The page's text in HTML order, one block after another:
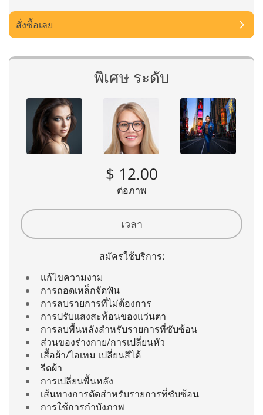
สั่งซื้อเลย
พิเศษ ระดับ
$ 12.00
ต่อภาพ
เวลา
สมัครใช้บริการ:
แก้ไขความงาม
การถอดเหล็กจัดฟัน
การลบรายการที่ไม่ต้องการ
การปรับแสงสะท้อนของแว่นตา
การลบพื้นหลังสำหรับรายการที่ซับซ้อน
ส่วนของร่างกาย/การเปลี่ยนหัว
เสื้อผ้า/ไอเทม เปลี่ยนสีได้
รีดผ้า
การเปลี่ยนพื้นหลัง
เส้นทางการตัดสำหรับรายการที่ซับซ้อน
การใช้การกำบังภาพ